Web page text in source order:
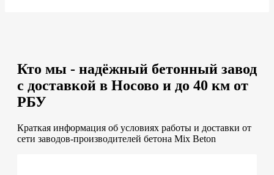
Кто мы - надёжный бетонный завод
с доставкой в Носово и до 40 км от
РБУ
Краткая информация об условиях работы и доставки от
сети заводов-производителей бетона Mix Beton